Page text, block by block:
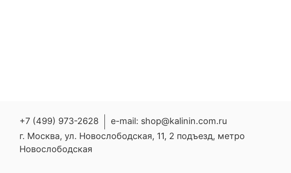
+7 (499) 973-2628
e-mail: shop@kalinin.com.ru
г. Москва, ул. Новослободская, 11, 2 подъезд, метро
Новослободская